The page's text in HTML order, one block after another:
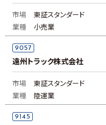
市場
東証スタンダード
業種
小売業
9057
遠州トラック株式会社
市場
東証スタンダード
業種
陸運業
9145